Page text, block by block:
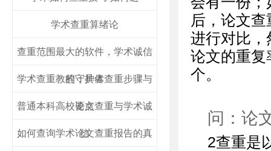
学术查重算绪论
查重范围最大的软件，学术诚信
的守护者
学术查重教程：具体查重步骤与
要点
普通本科高校论文查重与学术诚
信
如何查询学术论文查重报告的真
后，论文
进行对比，
论文的重复
个。
问：论
2查重是